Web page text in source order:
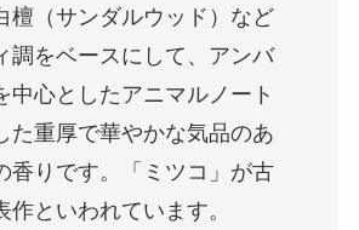
檀（サンダルウッド）など
調をベースにして、アンバ
中心としたアニマルノート
た重厚で華やかな気品のあ
香りです。「ミツコ」が古
作といわれています。